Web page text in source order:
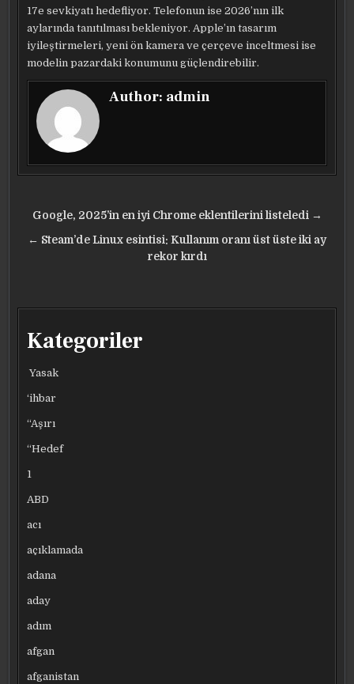
17e sevkiyatı hedefliyor. Telefonun ise 2026’nın ilk
aylarında tanıtılması bekleniyor. Apple’ın tasarım
iyileştirmeleri, yeni ön kamera ve çerçeve inceltmesi ise
modelin pazardaki konumunu güçlendirebilir.
Author: admin
Yazı
gezinmesi
Google, 2025’in en iyi Chrome eklentilerini listeledi →
← Steam’de Linux esintisi: Kullanım oranı üst üste iki ay
rekor kırdı
Kategoriler
Yasak
‘ihbar
“Aşırı
“Hedef
1
ABD
acı
açıklamada
adana
aday
adım
afgan
afganistan